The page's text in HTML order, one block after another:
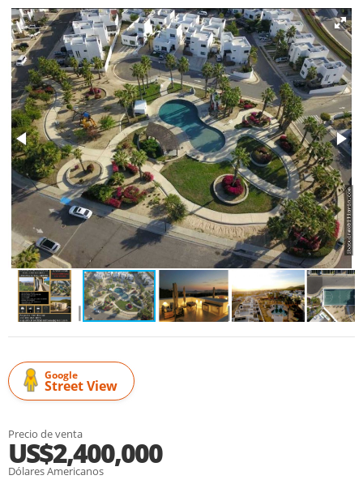
Google
Street View
Precio de venta
US$2,400,000
Dólares Americanos